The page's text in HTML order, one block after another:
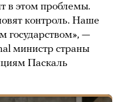
в этом проблемы.
контроль. Наше
государством», —
министр страны
Паскаль